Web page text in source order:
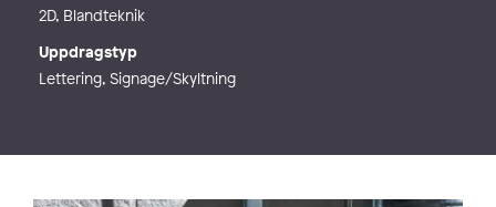
2D, Blandteknik
Uppdragstyp
Lettering, Signage/Skyltning